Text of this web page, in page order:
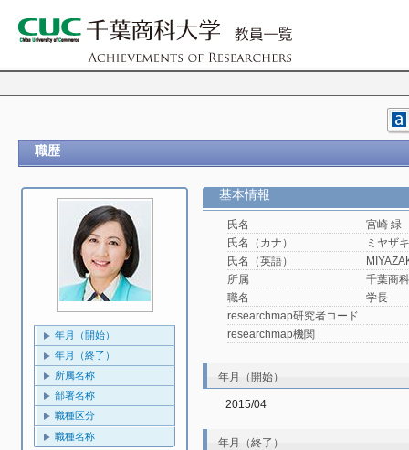
職歴
年月（開始）
年月（終了）
所属名称
部署名称
職種区分
職種名称
基本情報
氏名
宮崎 緑
氏名（カナ）
ミヤザ
氏名（英語）
所属
千葉商
職名
学長
researchmap研究者コード
researchmap機関
年月（開始）
2015/04
年月（終了）